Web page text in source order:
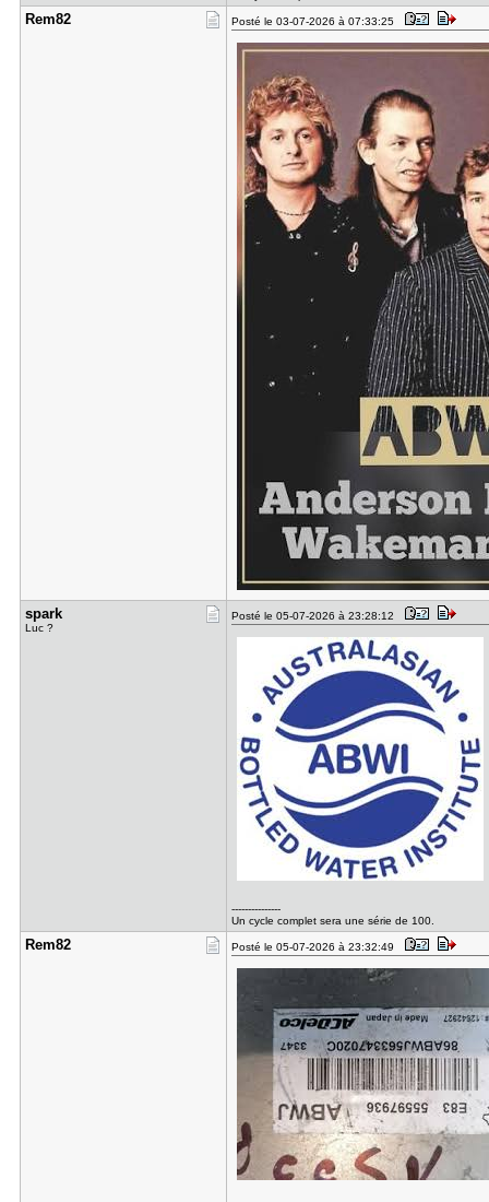
Rem82 Posté le 03-07-2026 à 07:33:25
spark
Luc ?
Posté le 05-07-2026 à 23:28:12
---------------
Un cycle complet sera une série de 100.
Rem82 Posté le 05-07-2026 à 23:32:49